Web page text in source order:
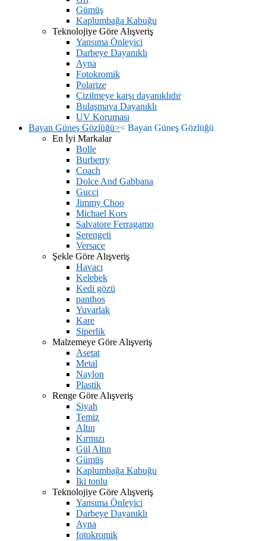
Gümüş
Kaplumbağa Kabuğu
Teknolojiye Göre Alışveriş
Yansıma Önleyici
Darbeye Dayanıklı
Ayna
Fotokromik
Polarize
Çizilmeye karşı dayanıklıdır
Bulaşmaya Dayanıklı
UV Koruması
Bayan Güneş Gözlüğü>< Bayan Güneş Gözlüğü
En İyi Markalar
Bolle
Burberry
Coach
Dolce And Gabbana
Gucci
Jimmy Choo
Michael Kors
Salvatore Ferragamo
Serengeti
Versace
Şekle Göre Alışveriş
Havacı
Kelebek
Kedi gözü
panthos
Yuvarlak
Kare
Siperlik
Malzemeye Göre Alışveriş
Asetat
Metal
Naylon
Plastik
Renge Göre Alışveriş
Siyah
Temiz
Altın
Kırmızı
Gül Altın
Gümüş
Kaplumbağa Kabuğu
İki tonlu
Teknolojiye Göre Alışveriş
Yansıma Önleyici
Darbeye Dayanıklı
Ayna
fotokromik